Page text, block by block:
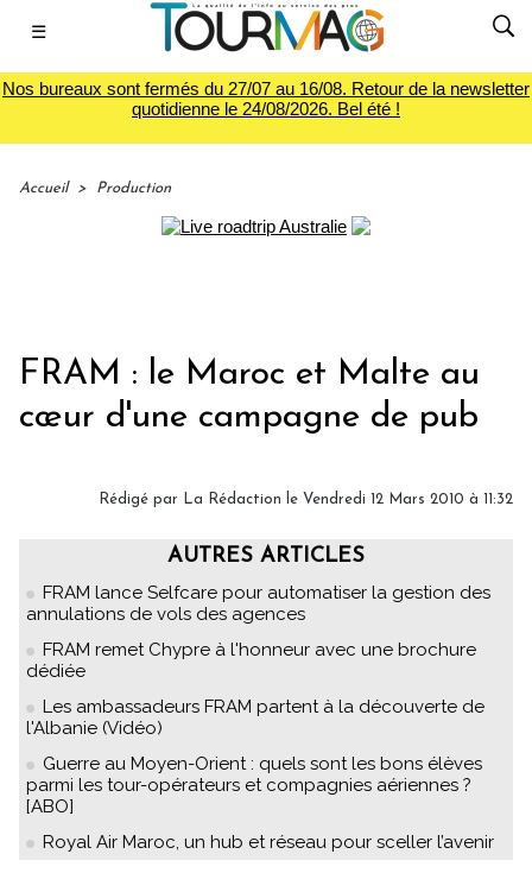
☰
Nos bureaux sont fermés du 27/07 au 16/08. Retour de la newsletter
quotidienne le 24/08/2026. Bel été !
Accueil > Production
FRAM : le Maroc et Malte au
cœur d'une campagne de pub
Rédigé par La Rédaction le Vendredi 12 Mars 2010 à 11:32
AUTRES ARTICLES
FRAM lance Selfcare pour automatiser la gestion des
annulations de vols des agences
FRAM remet Chypre à l'honneur avec une brochure
dédiée
Les ambassadeurs FRAM partent à la découverte de
l'Albanie (Vidéo)
Guerre au Moyen-Orient : quels sont les bons élèves
parmi les tour-opérateurs et compagnies aériennes ?
[ABO]
Royal Air Maroc, un hub et réseau pour sceller l’avenir